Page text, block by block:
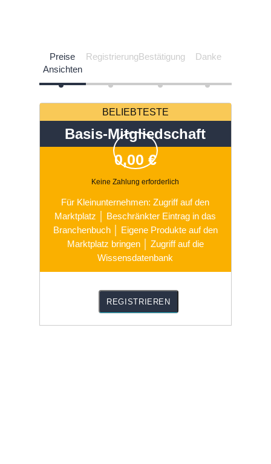
Preise
Ansichten
RegistrierungBestätigung Danke
BELIEBTESTE
Basis-Mitgliedschaft
0,00 €
Keine Zahlung erforderlich
Für Kleinunternehmen: Zugriff auf den
Marktplatz │ Beschränkter Eintrag in das
Branchenbuch │ Eigene Produkte auf den
Marktplatz bringen │ Zugriff auf die
Wissensdatenbank